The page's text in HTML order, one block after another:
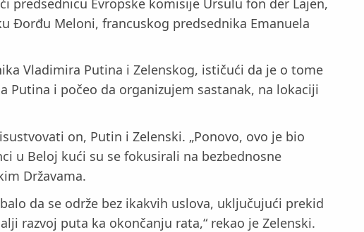
Đorđu Meloni, francuskog predsednika Emanuela
Vladimira Putina i Zelenskog, ističući da je o tome
Putina i počeo da organizujem sastanak, na lokaciji
on, Putin i Zelenski. „Ponovo, ovo je bio
u Beloj kući su se fokusirali na bezbednosne
Državama.
da se održe bez ikakvih uslova, uključujući prekid
razvoj puta ka okončanju rata,“ rekao je Zelenski.